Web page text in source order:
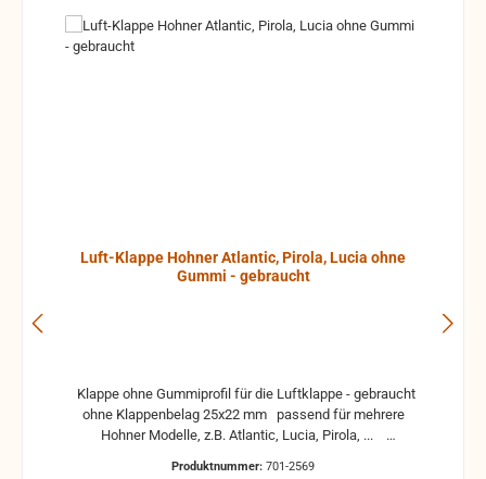
Luft-Klappe Hohner Atlantic, Pirola, Lucia ohne
Gummi - gebraucht
ohne Klappenbelag 25x22 mm passend für mehrere
Hohner Modelle, z.B. Atlantic, Lucia, Pirola, ...
Produktnummer: 701-2569